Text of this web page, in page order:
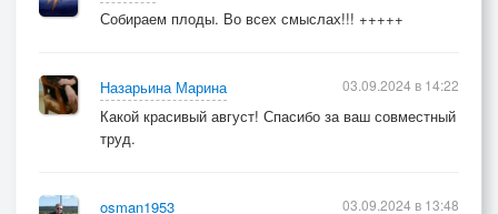
Собираем плоды. Во всех смыслах!!! +++++
Назарьина Марина
Какой красивый август! Спасибо за ваш совместный
труд.
03.09.2024 в 14:22
osman1953 03.09.2024 в 13:48